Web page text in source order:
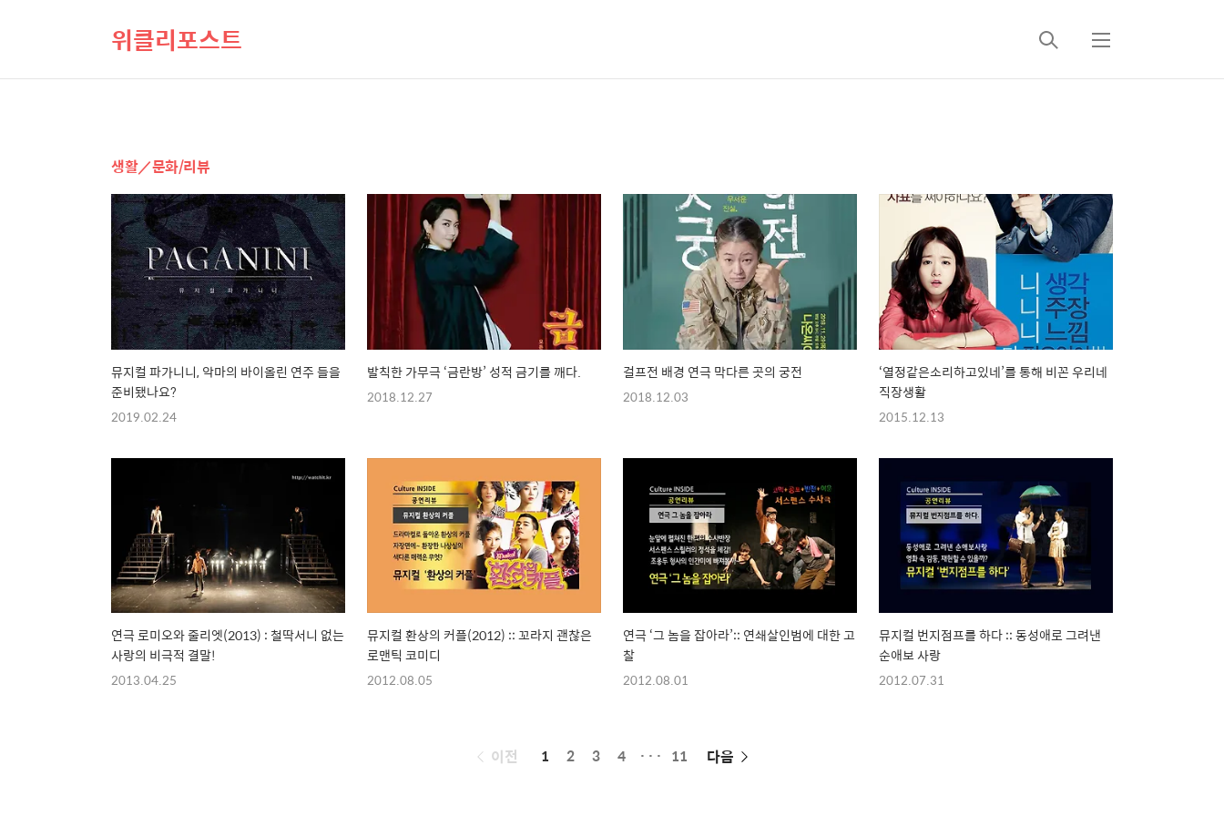
위클리포스트
검
메
생활／문화/리뷰
뮤지컬 파가니니, 악마의 바이올린 연주 들을
준비됐나요?
2019.02.24
발칙한 가무극 ‘금란방’ 성적 금기를 깨다.
2018.12.27
걸프전 배경 연극 막다른 곳의 궁전
2018.12.03
‘열정같은소리하고있네’를 통해 비꼰 우리네
직장생활
2015.12.13
연극 로미오와 줄리엣(2013) : 철딱서니 없는
사랑의 비극적 결말!
2013.04.25
뮤지컬 환상의 커플(2012) :: 꼬라지 괜찮은
로맨틱 코미디
2012.08.05
연극 ‘그 놈을 잡아라’:: 연쇄살인범에 대한 고
찰
2012.08.01
뮤지컬 번지점프를 하다 :: 동성애로 그려낸
순애보 사랑
2012.07.31
페
이전 1 2 3 4 ··· 11 다음